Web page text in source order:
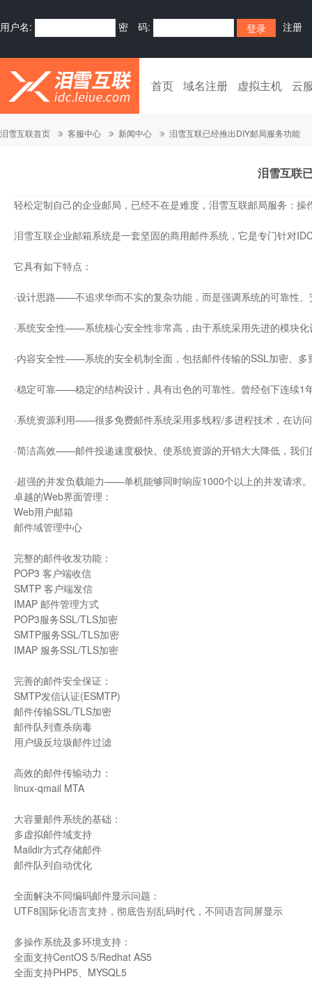
用户名: 密 码: 注册
首页 域名注册 虚拟主机 云
泪雪互联首页 客服中心 新闻中心 泪雪互联已经推出DIY邮局服务功能
泪雪互联
轻松定制自己的企业邮局，已经不在是难度，泪雪互联邮局服务：
泪雪互联企业邮箱系统是一套坚固的商用邮件系统，它是专门针对
它具有如下特点：
·设计思路——不追求华而不实的复杂功能，而是强调系统的可靠性
·系统安全性——系统核心安全性非常高，由于系统采用先进的模块
·内容安全性——系统的安全机制全面，包括邮件传输的SSL加密、
·稳定可靠——稳定的结构设计，具有出色的可靠性。曾经创下连续1
·系统资源利用——很多免费邮件系统采用多线程/多进程技术，在访
·简洁高效——邮件投递速度极快。使系统资源的开销大大降低，我
·超强的并发负载能力——单机能够同时响应1000个以上的并发请求。
卓越的Web界面管理：
Web用户邮箱
邮件域管理中心
完整的邮件收发功能：
POP3 客户端收信
SMTP 客户端发信
IMAP 邮件管理方式
POP3服务SSL/TLS加密
SMTP服务SSL/TLS加密
IMAP 服务SSL/TLS加密
完善的邮件安全保证：
SMTP发信认证(ESMTP)
邮件传输SSL/TLS加密
邮件队列查杀病毒
用户级反垃圾邮件过滤
高效的邮件传输动力：
linux-qmail MTA
大容量邮件系统的基础：
多虚拟邮件域支持
Maildir方式存储邮件
邮件队列自动优化
全面解决不同编码邮件显示问题：
UTF8国际化语言支持，彻底告别乱码时代，不同语言同屏显示
多操作系统及多环境支持：
全面支持CentOS 5/Redhat AS5
全面支持PHP5、MYSQL5